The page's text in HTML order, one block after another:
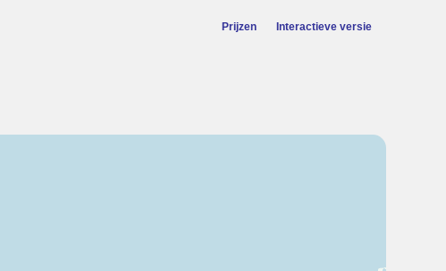
Prijzen Interactieve versie